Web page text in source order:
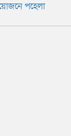
পহেলা